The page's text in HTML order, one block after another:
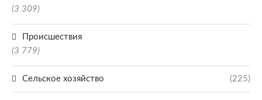
(3 309)
Происшествия
(3 779)
Сельское хозяйство (225)